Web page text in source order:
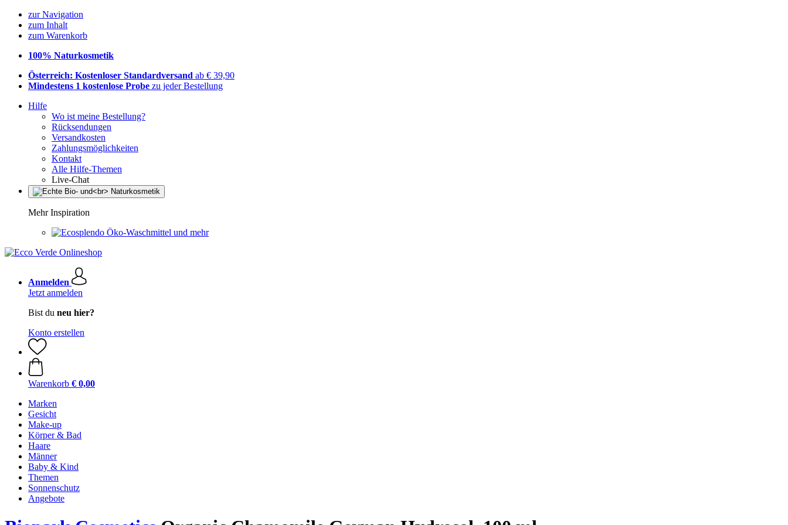
zur Navigation
zum Inhalt
zum Warenkorb
100% Naturkosmetik
Österreich: Kostenloser Standardversand ab € 39,90
Mindestens 1 kostenlose Probe zu jeder Bestellung
Hilfe
Wo ist meine Bestellung?
Rücksendungen
Versandkosten
Zahlungsmöglichkeiten
Kontakt
Alle Hilfe-Themen
Live-Chat
Mehr Inspiration
Öko-Waschmittel und mehr
Anmelden
Jetzt anmelden
Bist du neu hier?
Konto erstellen
Warenkorb € 0,00
Marken
Gesicht
Make-up
Körper & Bad
Haare
Männer
Baby & Kind
Themen
Sonnenschutz
Angebote